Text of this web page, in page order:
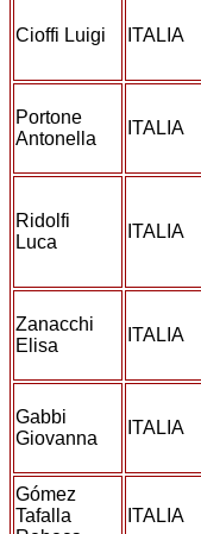
Cioffi Luigi ITALIA
Portone
Antonella
ITALIA
Ridolfi
Luca
ITALIA
Zanacchi
Elisa
ITALIA
Gabbi
Giovanna
ITALIA
Gómez
Tafalla
ITALIA